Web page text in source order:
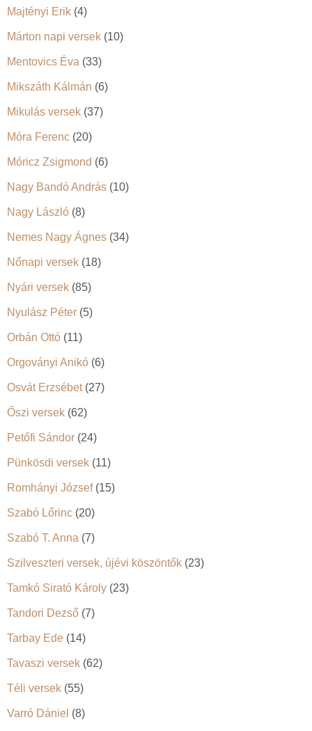
Majtényi Erik (4)
Márton napi versek (10)
Mentovics Éva (33)
Mikszáth Kálmán (6)
Mikulás versek (37)
Móra Ferenc (20)
Móricz Zsigmond (6)
Nagy Bandó András (10)
Nagy László (8)
Nemes Nagy Ágnes (34)
Nőnapi versek (18)
Nyári versek (85)
Nyulász Péter (5)
Orbán Ottó (11)
Orgoványi Anikó (6)
Osvát Erzsébet(27)
Őszi versek (62)
Petőfi Sándor (24)
Pünkösdi versek (11)
Romhányi József(15)
Szabó Lőrinc (20)
Szabó T. Anna (7)
Szilveszteri versek, újévi köszöntők (23)
Tamkó Sirató Károly (23)
Tandori Dezső (7)
Tarbay Ede (14)
Tavaszi versek (62)
Téli versek (55)
Varró Dániel (8)